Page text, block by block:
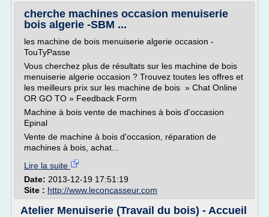
cherche machines occasion menuiserie
bois algerie -SBM ...
les machine de bois menuiserie algerie occasion -
TouTyPasse
Vous cherchez plus de résultats sur les machine de bois
menuiserie algerie occasion ? Trouvez toutes les offres et
les meilleurs prix sur les machine de bois » Chat Online
OR GO TO » Feedback Form
Machine à bois vente de machines à bois d'occasion
Epinal
Vente de machine à bois d'occasion, réparation de
machines à bois, achat...
Lire la suite
Date: 2013-12-19 17:51:19
Site : http://www.leconcasseur.com
Atelier Menuiserie (Travail du bois) - Accueil